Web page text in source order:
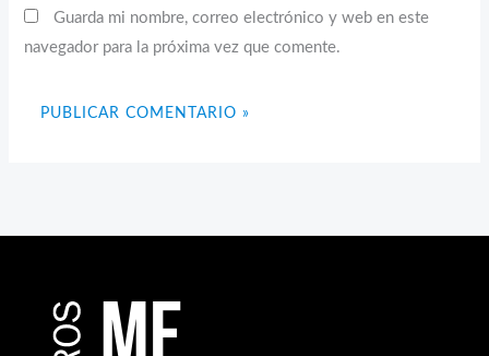
Guarda mi nombre, correo electrónico y web en este
navegador para la próxima vez que comente.